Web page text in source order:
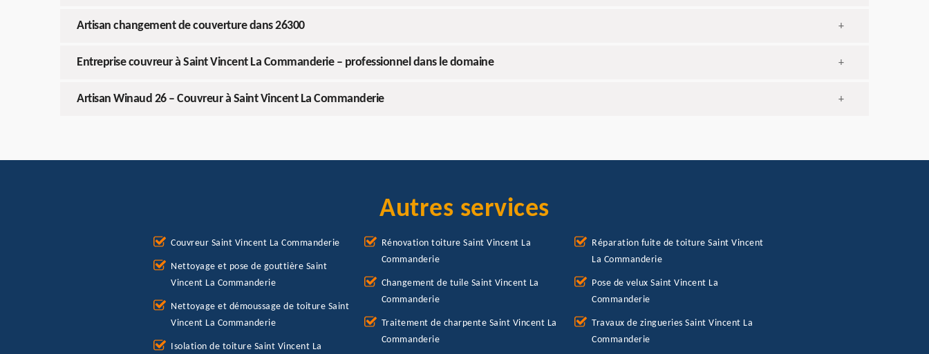
Artisan changement de couverture dans 26300 +
Entreprise couvreur à Saint Vincent La Commanderie – professionnel dans le domaine +
Artisan Winaud 26 – Couvreur à Saint Vincent La Commanderie +
Autres services
Couvreur Saint Vincent La Commanderie
Nettoyage et pose de gouttière Saint
Vincent La Commanderie
Nettoyage et démoussage de toiture Saint
Vincent La Commanderie
Isolation de toiture Saint Vincent La
Rénovation toiture Saint Vincent La
Commanderie
Changement de tuile Saint Vincent La
Commanderie
Traitement de charpente Saint Vincent La
Commanderie
Réparation fuite de toiture Saint Vincent
La Commanderie
Pose de velux Saint Vincent La
Commanderie
Travaux de zingueries Saint Vincent La
Commanderie